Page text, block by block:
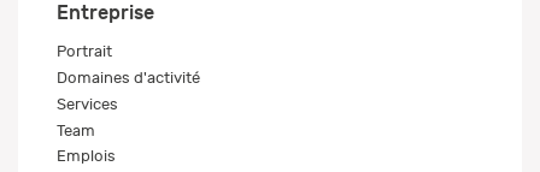
Entreprise
Portrait
Domaines d'activité
Services
Team
Emplois